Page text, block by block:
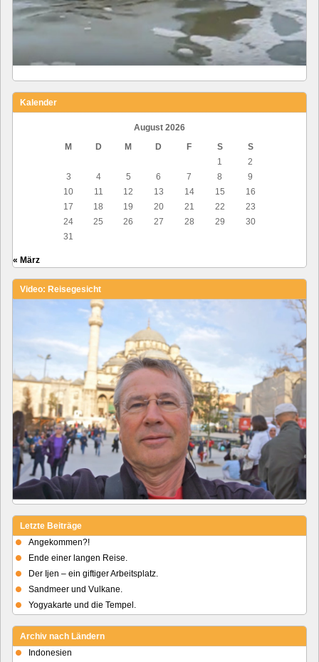
Kalender
August 2026
M
D M D F S
S
1
2
3
4 5 6 7 8
9
10
11 12 13 14 15
16
17
18 19 20 21 22
23
24
25 26 27 28 29
30
31
« März
Video: Reisegesicht
Letzte Beiträge
Angekommen?!
Ende einer langen Reise.
Der Ijen – ein giftiger Arbeitsplatz.
Sandmeer und Vulkane.
Yogyakarte und die Tempel.
Archiv nach Ländern
Indonesien